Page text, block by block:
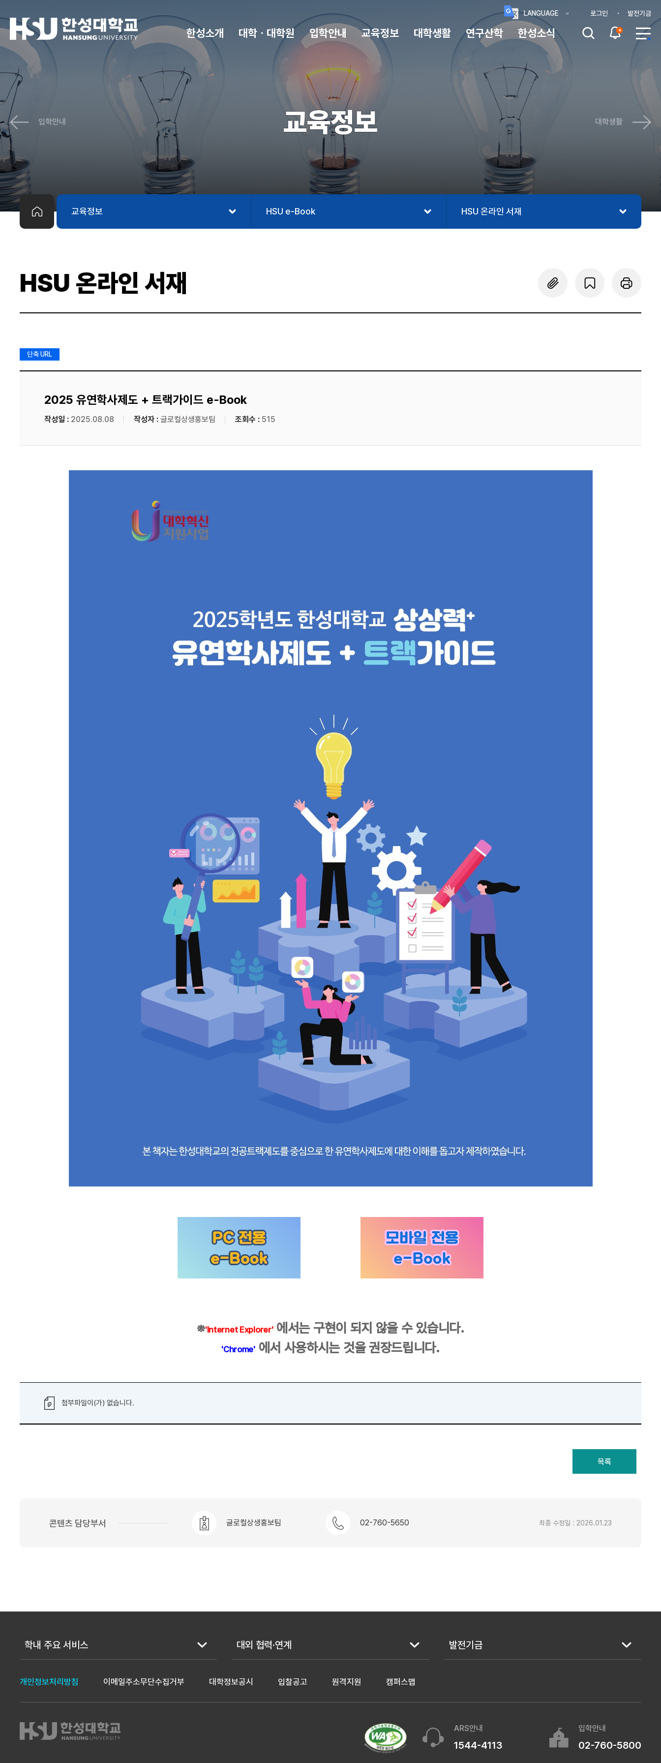
한성소개 대학ㆍ대학원 입학안내 교육정보 대학생활 연구산학 한성소식 4
LANGUAGE 로그인 발전기금
교육정보
입학안내 대학생활
교육정보 HSU e-Book HSU 온라인 서재
HSU 온라인 서재
단축 URL
2025 유연학사제도 + 트랙가이드 e-Book
작성일 : 2025.08.08 작성자 : 글로컬상생홍보팀 조회수 : 515
※'Internet Explorer'에서는 구현이 되지 않을 수 있습니다.
'Chrome'에서 사용하시는 것을 권장드립니다.
첨부파일이(가) 없습니다.
콘텐츠 담당부서 글로컬상생홍보팀 02-760-5650 최종 수정일 : 2026.01.23
학내 주요 서비스 대외 협력·연계 발전기금
개인정보처리방침 이메일주소무단수집거부 대학정보공시 입찰공고 원격지원 캠퍼스맵
ARS안내
1544-4113
입학안내
02-760-5800